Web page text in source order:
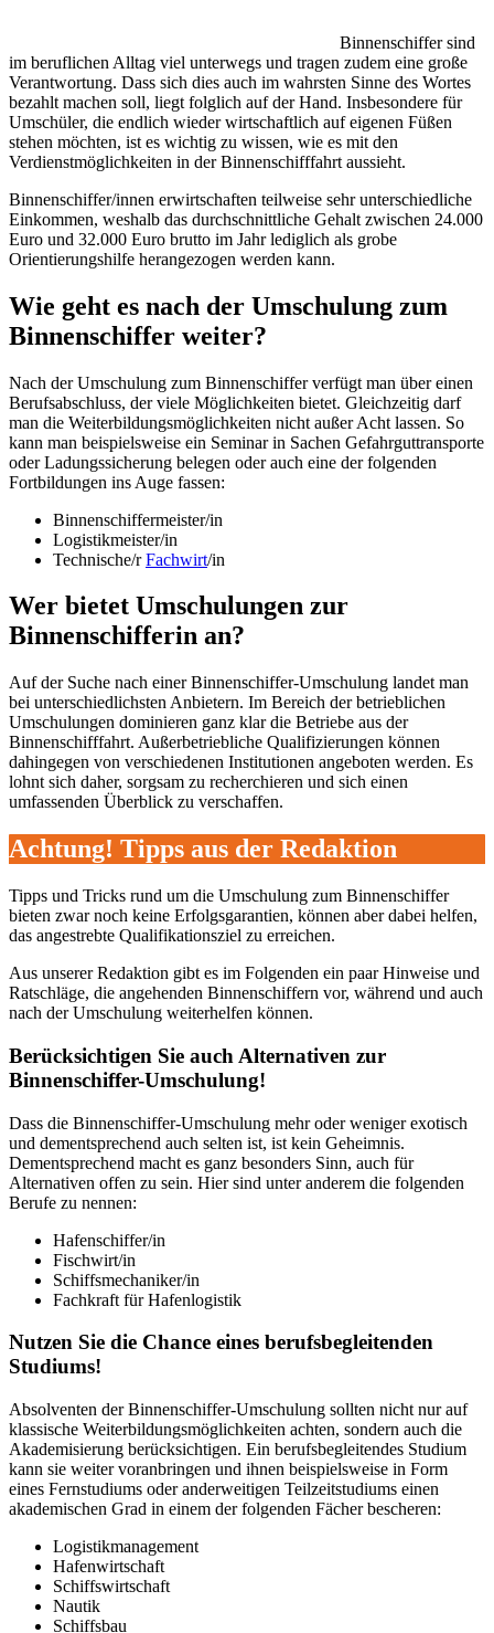
Binnenschiffer sind
im beruflichen Alltag viel unterwegs und tragen zudem eine große
Verantwortung. Dass sich dies auch im wahrsten Sinne des Wortes
bezahlt machen soll, liegt folglich auf der Hand. Insbesondere für
Umschüler, die endlich wieder wirtschaftlich auf eigenen Füßen
stehen möchten, ist es wichtig zu wissen, wie es mit den
Verdienstmöglichkeiten in der Binnenschifffahrt aussieht.
Binnenschiffer/innen erwirtschaften teilweise sehr unterschiedliche
Einkommen, weshalb das durchschnittliche Gehalt zwischen 24.000
Euro und 32.000 Euro brutto im Jahr lediglich als grobe
Orientierungshilfe herangezogen werden kann.
Wie geht es nach der Umschulung zum
Binnenschiffer weiter?
Nach der Umschulung zum Binnenschiffer verfügt man über einen
Berufsabschluss, der viele Möglichkeiten bietet. Gleichzeitig darf
man die Weiterbildungsmöglichkeiten nicht außer Acht lassen. So
kann man beispielsweise ein Seminar in Sachen Gefahrguttransporte
oder Ladungssicherung belegen oder auch eine der folgenden
Fortbildungen ins Auge fassen:
Binnenschiffermeister/in
Logistikmeister/in
Technische/rFachwirt/in
Wer bietet Umschulungen zur
Binnenschifferin an?
Auf der Suche nach einer Binnenschiffer-Umschulung landet man
bei unterschiedlichsten Anbietern. Im Bereich der betrieblichen
Umschulungen dominieren ganz klar die Betriebe aus der
Binnenschifffahrt. Außerbetriebliche Qualifizierungen können
dahingegen von verschiedenen Institutionen angeboten werden. Es
lohnt sich daher, sorgsam zu recherchieren und sich einen
umfassenden Überblick zu verschaffen.
Achtung! Tipps aus der Redaktion
Tipps und Tricks rund um die Umschulung zum Binnenschiffer
bieten zwar noch keine Erfolgsgarantien, können aber dabei helfen,
das angestrebte Qualifikationsziel zu erreichen.
Aus unserer Redaktion gibt es im Folgenden ein paar Hinweise und
Ratschläge, die angehenden Binnenschiffern vor, während und auch
nach der Umschulung weiterhelfen können.
Berücksichtigen Sie auch Alternativen zur
Binnenschiffer-Umschulung!
Dass die Binnenschiffer-Umschulung mehr oder weniger exotisch
und dementsprechend auch selten ist, ist kein Geheimnis.
Dementsprechend macht es ganz besonders Sinn, auch für
Alternativen offen zu sein. Hier sind unter anderem die folgenden
Berufe zu nennen:
Hafenschiffer/in
Fischwirt/in
Schiffsmechaniker/in
Fachkraft für Hafenlogistik
Nutzen Sie die Chance eines berufsbegleitenden
Studiums!
Absolventen der Binnenschiffer-Umschulung sollten nicht nur auf
klassische Weiterbildungsmöglichkeiten achten, sondern auch die
Akademisierung berücksichtigen. Ein berufsbegleitendes Studium
kann sie weiter voranbringen und ihnen beispielsweise in Form
eines Fernstudiums oder anderweitigen Teilzeitstudiums einen
akademischen Grad in einem der folgenden Fächer bescheren:
Logistikmanagement
Hafenwirtschaft
Schiffswirtschaft
Nautik
Schiffsbau